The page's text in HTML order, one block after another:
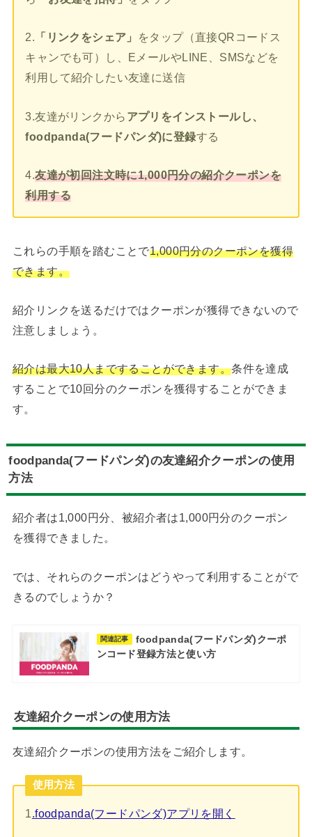
2. 「リンクをシェア」
をタップ（直接QRコードス
キャンでも可）し、EメールやLINE、SMSなどを
利用して紹介したい友達に送信
3.友達がリンクから アプリをインストールし、
foodpanda(フードパンダ)に登録する
4.友達が初回注文時に1,000円分の紹介クーポンを
利用する
これらの手順を踏むことで1,000円分のクーポンを獲得
できます。
紹介リンクを送るだけではクーポンが獲得できないので
注意しましょう。
紹介は最大10人まですることができます。条件を達成
することで10回分のクーポンを獲得することができま
す。
foodpanda(フードパンダ)の友達紹介クーポンの使用
方法
紹介者は1,000円分、被紹介者は1,000円分のクーポン
を獲得できました。
では、それらのクーポンはどうやって利用することがで
きるのでしょうか？
関連記事
foodpanda(フードパンダ)クーポ
ンコード登録方法と使い方
友達紹介クーポンの使用方法
友達紹介クーポンの使用方法をご紹介します。
使用方法
1.foodpanda(フードパンダ)アプリを開く